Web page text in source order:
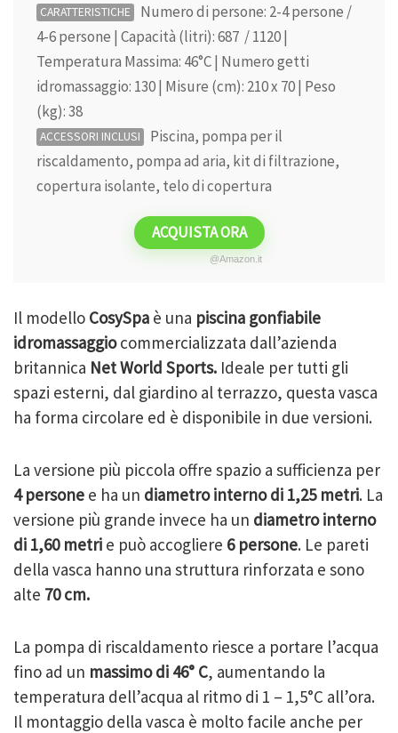
CARATTERISTICHE
Numero di persone: 2-4 persone /
4-6 persone | Capacità (litri): 687 / 1120 |
Temperatura Massima: 46°C | Numero getti
idromassaggio: 130 | Misure (cm): 210 x 70 | Peso
(kg): 38
ACCESSORI INCLUSI
Piscina, pompa per il
riscaldamento, pompa ad aria, kit di filtrazione,
copertura isolante, telo di copertura
ACQUISTA ORA
@Amazon.it
Il modello CosySpa è una piscina gonfiabile
idromassaggiocommercializzata dall’azienda
britannica Net World Sports. Ideale per tutti gli
spazi esterni, dal giardino al terrazzo, questa vasca
ha forma circolare ed è disponibile in due versioni.
La versione più piccola offre spazio a sufficienza per
4 persone e ha un diametro interno di 1,25 metri. La
versione più grande invece ha un diametro interno
di 1,60 metri e può accogliere 6 persone. Le pareti
della vasca hanno una struttura rinforzata e sono
alte 70 cm.
La pompa di riscaldamento riesce a portare l’acqua
fino ad un massimo di 46° C, aumentando la
temperatura dell’acqua al ritmo di 1 – 1,5°C all’ora.
Il montaggio della vasca è molto facile anche per